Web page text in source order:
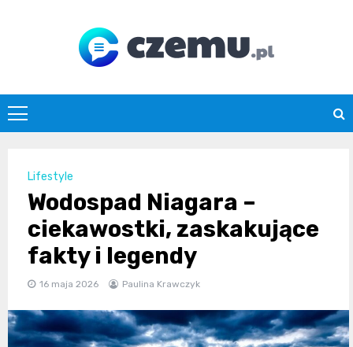
czemu.pl
Lifestyle
Wodospad Niagara –
ciekawostki, zaskakujące
fakty i legendy
16 maja 2026 Paulina Krawczyk